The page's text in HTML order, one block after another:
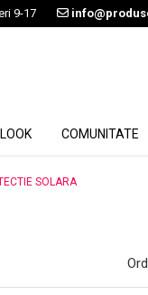
9-17
COMUNITATE
SOLARA